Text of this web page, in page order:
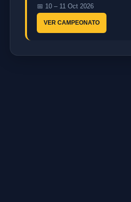
📅 10 – 11 Oct 2026
VER CAMPEONATO